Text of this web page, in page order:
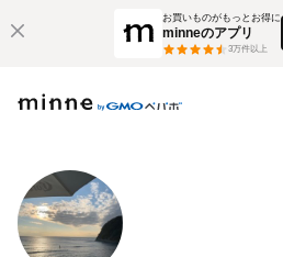
お買いものがもっとお得に
minneのアプリ
3万件以上